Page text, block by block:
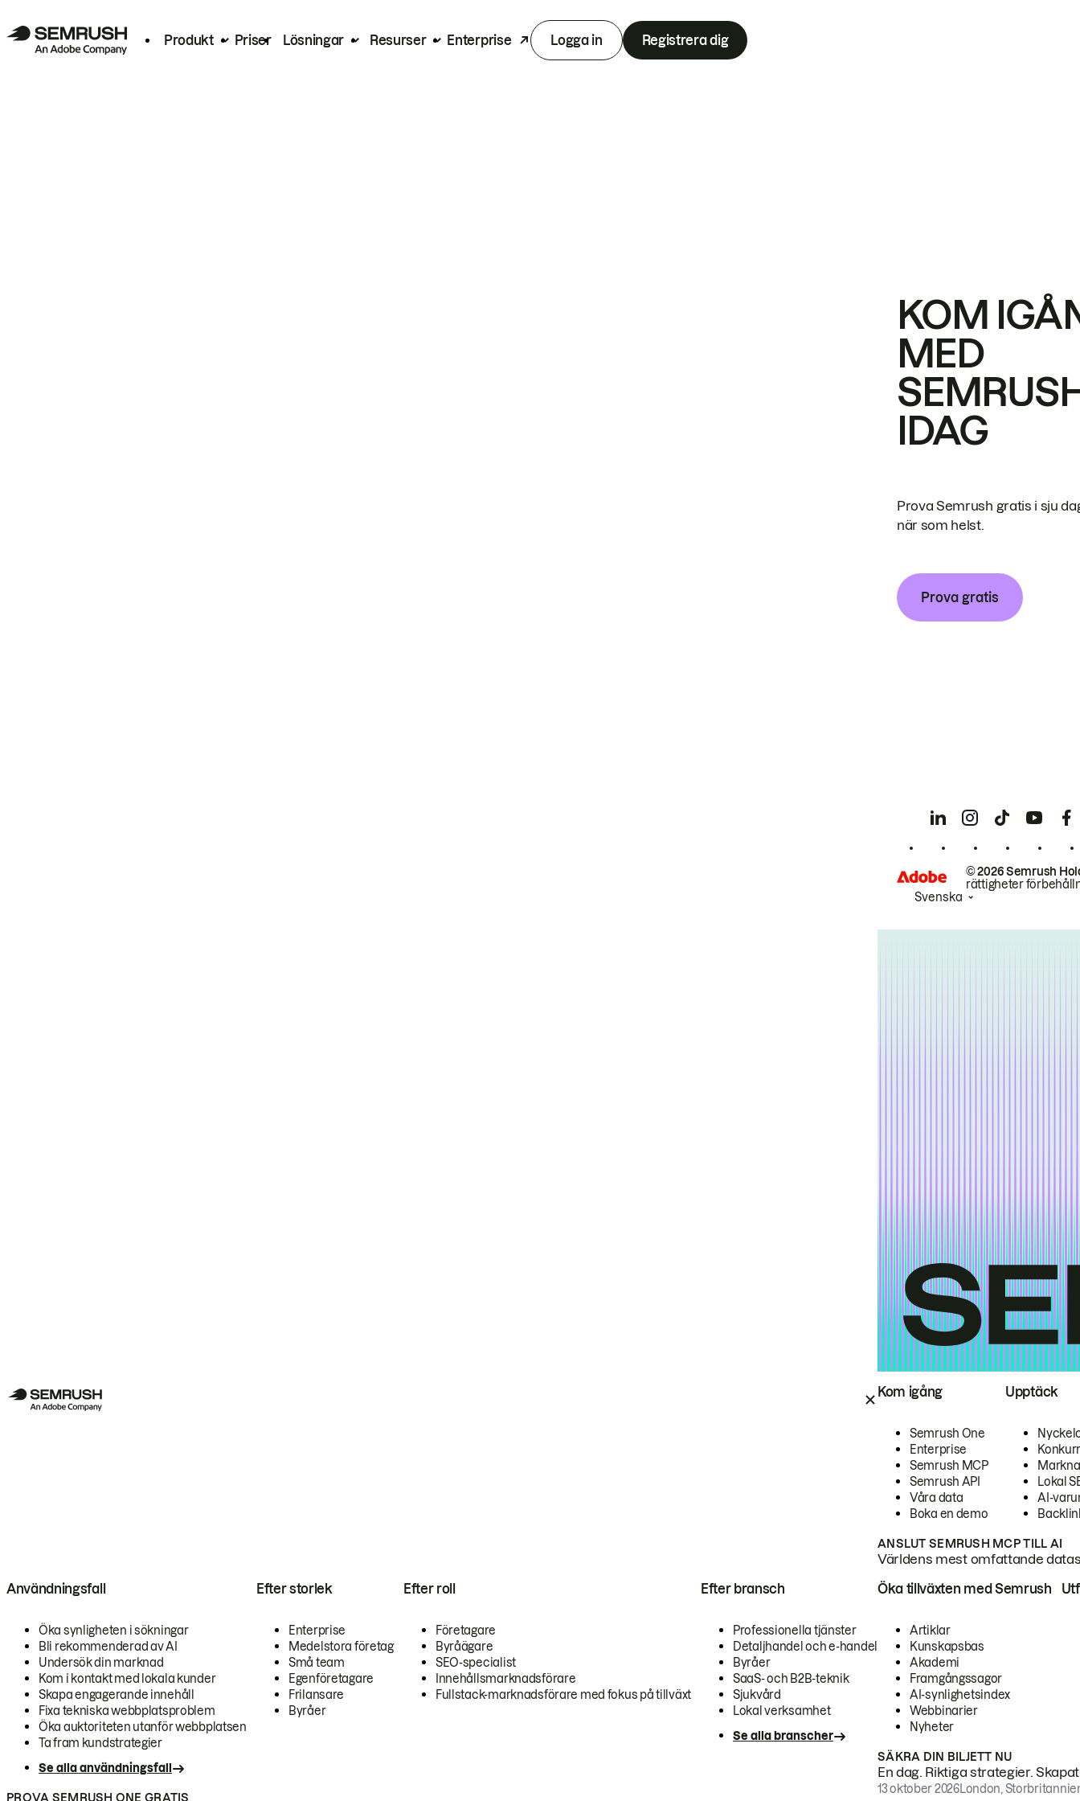
Produkt Priser Lösningar Resurser Enterprise Logga in Registrera dig
Kom igång
Semrush One
Enterprise
Semrush MCP
Semrush API
Våra data
Boka en demo
Upptäck
Lokal
AI-
ANSLUT SEMRUSH MCP TILL AI
Världens mest omfattande
Användningsfall
Öka synligheten i sökningar
Bli rekommenderad av AI
Undersök din marknad
Kom i kontakt med lokala kunder
Skapa engagerande innehåll
Fixa tekniska webbplatsproblem
Öka auktoriteten utanför webbplatsen
Ta fram kundstrategier
Se alla användningsfall
Efter storlek
Enterprise
Medelstora företag
Små team
Egenföretagare
Frilansare
Byråer
Efter roll
Företagare
Byråägare
SEO-specialist
Innehållsmarknadsförare
Fullstack-marknadsförare med fokus på tillväxt
Efter bransch
Professionella tjänster
Detaljhandel och e-handel
Byråer
SaaS- och B2B-teknik
Sjukvård
Lokal verksamhet
Se alla branscher
PROVA SEMRUSH ONE GRATIS
Öka tillväxten med Semrush
Artiklar
Kunskapsbas
Akademi
Framgångssagor
AI-synlighetsindex
Webbinarier
Nyheter
SÄKRA DIN BILJETT NU
En dag. Riktiga strategier.
13 oktober 2026London,
KOM
MED
IDAG
Prova Semrush gratis i sju
när som helst.
Prova gratis
© 2026 Semrush
rättigheter
Svenska